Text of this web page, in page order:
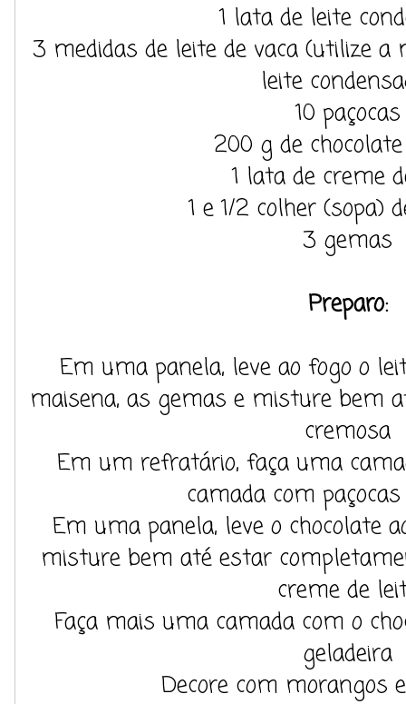
1 lata de leite
3 medidas de leite de vaca (utilize
leite
10 paçocas
200 g de
1 lata de creme
1 e 1/2 colher (sopa)
3 gemas
Preparo:
Em uma panela, leve ao fogo o
maisena, as gemas e misture bem
cremosa
Em um refratário, faça uma
camada com
Em uma panela, leve o chocolate
misture bem até estar
creme de
Faça mais uma camada com o
geladeira
Decore com morangos